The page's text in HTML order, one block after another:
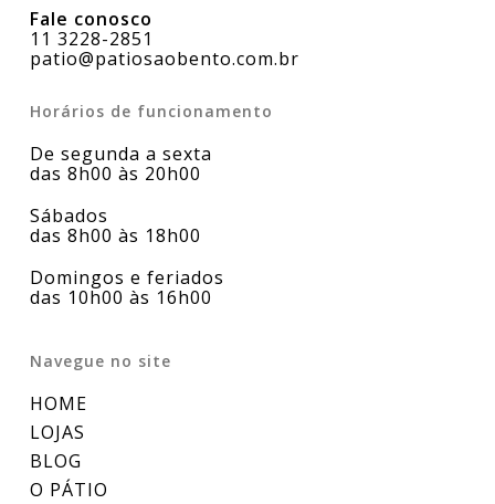
Fale conosco
11 3228-2851
patio@patiosaobento.com.br
Horários de funcionamento
De segunda a sexta
das 8h00 às 20h00
Sábados
das 8h00 às 18h00
Domingos e feriados
das 10h00 às 16h00
Navegue no site
HOME
LOJAS
BLOG
O PÁTIO